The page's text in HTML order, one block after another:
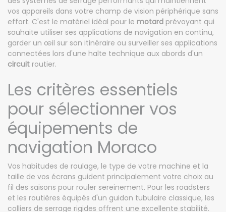
vos appareils dans votre champ de vision périphérique sans
effort. C'est le matériel idéal pour le motard prévoyant qui
souhaite utiliser ses applications de navigation en continu,
garder un œil sur son itinéraire ou surveiller ses applications
connectées lors d'une halte technique aux abords d'un
circuit routier.
Les critères essentiels
pour sélectionner vos
équipements de
navigation Moraco
Vos habitudes de roulage, le type de votre machine et la
taille de vos écrans guident principalement votre choix au
fil des saisons pour rouler sereinement. Pour les roadsters
et les routières équipés d'un guidon tubulaire classique, les
colliers de serrage rigides offrent une excellente stabilité.